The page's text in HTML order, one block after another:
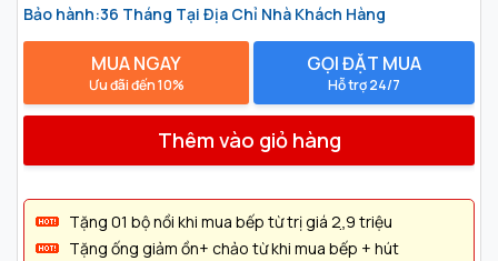
Bảo hành:36 Tháng Tại Địa Chỉ Nhà Khách Hàng
MUA NGAY
Ưu đãi đến 10%
GỌI ĐẶT MUA
Hỗ trợ 24/7
Thêm vào giỏ hàng
Tặng 01 bộ nồi khi mua bếp từ trị giá 2,̣9 triệu
Tặng ống giảm ồn+ chảo từ khi mua bếp + hút